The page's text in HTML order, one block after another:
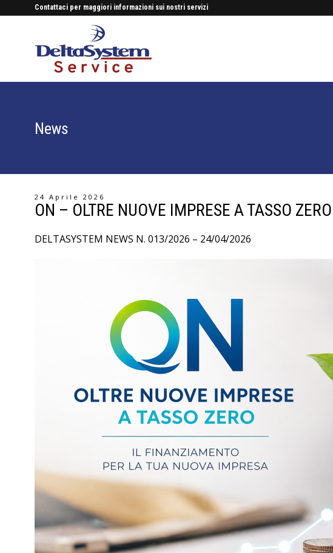
Contattaci per maggiori informazioni sui nostri servizi
News
24 Aprile 2026
ON – OLTRE NUOVE IMPRESE A TASSO ZERO
DELTASYSTEM NEWS N. 013/2026 – 24/04/2026